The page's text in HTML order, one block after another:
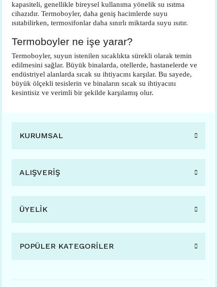
kapasiteli, genellikle bireysel kullanıma yönelik su ısıtma
cihazıdır. Termoboyler, daha geniş hacimlerde suyu
ısıtabilirken, termosifonlar daha sınırlı miktarda suyu ısıtır.
Termoboyler ne işe yarar?
Termoboyler, suyun istenilen sıcaklıkta sürekli olarak temin
edilmesini sağlar. Büyük binalarda, otellerde, hastanelerde ve
endüstriyel alanlarda sıcak su ihtiyacını karşılar. Bu sayede,
büyük ölçekli tesislerin ve binaların sıcak su ihtiyacını
kesintisiz ve verimli bir şekilde karşılamış olur.
KURUMSAL
ALIŞVERİŞ
ÜYELİK
POPÜLER KATEGORİLER